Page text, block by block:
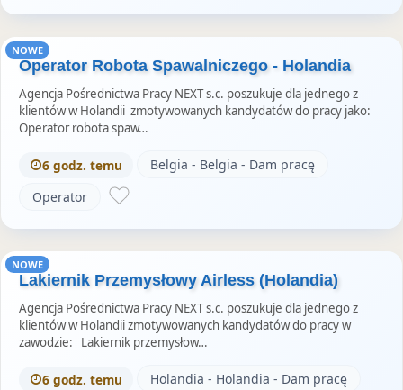
NOWE
Operator Robota Spawalniczego - Holandia
Agencja Pośrednictwa Pracy NEXT s.c. poszukuje dla jednego z
klientów w Holandii zmotywowanych kandydatów do pracy jako:
Operator robota spaw…
6 godz. temu
Belgia - Belgia - Dam pracę
Operator
NOWE
Lakiernik Przemysłowy Airless (Holandia)
Agencja Pośrednictwa Pracy NEXT s.c. poszukuje dla jednego z
klientów w Holandii zmotywowanych kandydatów do pracy w
zawodzie: Lakiernik przemysłow…
6 godz. temu
Holandia - Holandia - Dam pracę